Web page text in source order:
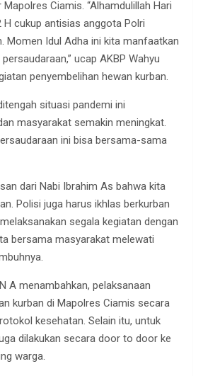
Ciamis. “Alhamdulillah Hari
H cukup antisias anggota Polri
Momen Idul Adha ini kita manfaatkan
ucap AKBP Wahyu
penyembelihan hewan kurban.
situasi pandemi ini
masyarakat semakin meningkat.
ini bisa bersama-sama
dari Nabi Ibrahim As bahwa kita
Polisi juga harus ikhlas berkurban
segala kegiatan dengan
bersama masyarakat melewati
A menambahkan, pelaksanaan
kurban di Mapolres Ciamis secara
kesehatan. Selain itu, untuk
dilakukan secara door to door ke
warga.